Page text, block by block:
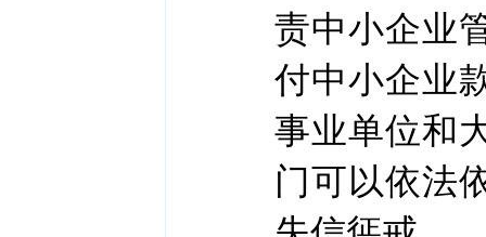
责中小企业
付中小企业
事业单位和
门可以依法